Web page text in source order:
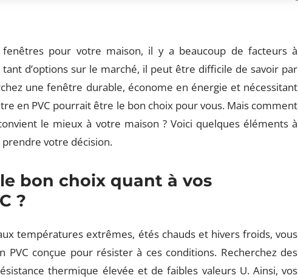
fenêtres pour votre maison, il y a beaucoup de facteurs à
d’options sur le marché, il peut être difficile de savoir par
une fenêtre durable, économe en énergie et nécessitant
en PVC pourrait être le bon choix pour vous. Mais comment
le mieux à votre maison ? Voici quelques éléments à
votre décision.
bon choix quant à vos
?
températures extrêmes, étés chauds et hivers froids, vous
conçue pour résister à ces conditions. Recherchez des
thermique élevée et de faibles valeurs U. Ainsi, vos